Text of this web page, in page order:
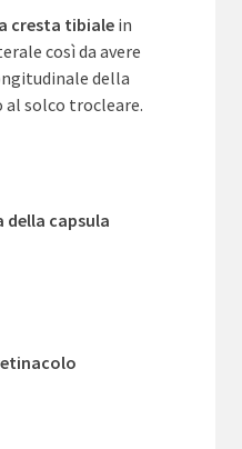
cresta tibiale in
così da avere
della
solco trocleare.
capsula